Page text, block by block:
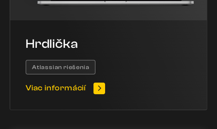
Hrdlička
Atlassian riešenia
Viac informácií